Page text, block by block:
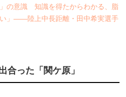
の意識 知識を得たからわかる、脂
」――陸上中長距離・田中希実選手
合った「関ケ原」